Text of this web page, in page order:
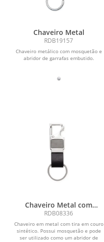
Chaveiro Metal
RDB19157
Chaveiro metálico com mosquetão e
abridor de garrafas embutido.
Chaveiro Metal com
Mosquetão
RDB08336
Chaveiro em metal com tira em couro
sintético. Possui mosquetão e pode
ser utilizado como um abridor de